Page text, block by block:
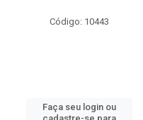
Código: 10443
Faça seu login ou